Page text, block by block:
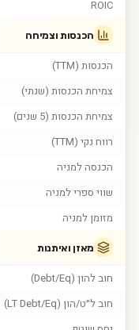
ROIC
הכנסות וצמיחה
הכנסות (TTM)
צמיחת הכנסות (שנתי)
צמיחת הכנסות (5 שנים)
רווח נקי (TTM)
הכנסה למניה
שווי ספרי למניה
מזומן למניה
מאזן ואיתנות
חוב להון (Debt/Eq)
חוב ל״ט/הון (LT Debt/Eq)